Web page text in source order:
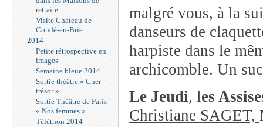
retraite
Visite Château de
Condé-en-Brie
2014
Petite rétrospective en
images
Semaine bleue 2014
Sortie théâtre « Cher
trésor »
Sortie Théâtre de Paris
« Nos femmes »
Téléthon 2014
malgré vous, à la
danseurs de
harpiste dans le
archicomble. Un
Le Jeudi, les
Christiane SAGET,